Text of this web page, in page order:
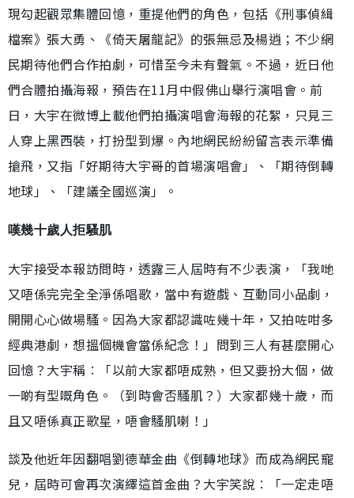
現勾起觀眾集體回憶，重提他們的角色，包括《刑事偵緝
檔案》張大勇、《倚天屠龍記》的張無忌及楊逍；不少網
民期待他們合作拍劇，可惜至今未有聲氣。不過，近日他
們合體拍攝海報，預告在11月中假佛山舉行演唱會。前
日，大宇在微博上載他們拍攝演唱會海報的花絮，只見三
人穿上黑西裝，打扮型到爆。內地網民紛紛留言表示準備
搶飛，又指「好期待大宇哥的首場演唱會」、「期待倒轉
地球」、「建議全國巡演」。
嘆幾十歲人拒騷肌
大宇接受本報訪問時，透露三人屆時有不少表演，「我哋
又唔係完完全全淨係唱歌，當中有遊戲、互動同小品劇，
開開心心做場騷。因為大家都認識咗幾十年，又拍咗咁多
經典港劇，想搵個機會當係紀念！」問到三人有甚麼開心
回憶？大宇稱︰「以前大家都唔成熟，但又要扮大個，做
一啲有型嘅角色。（到時會否騷肌？）大家都幾十歲，而
且又唔係真正歌星，唔會騷肌喇！」
談及他近年因翻唱劉德華金曲《倒轉地球》而成為網民寵
兒，屆時可會再次演繹這首金曲？大宇笑說︰「一定走唔